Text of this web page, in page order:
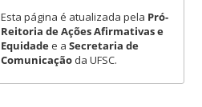
Esta página é atualizada pela Pró-
Reitoria de Ações Afirmativas e
Equidadee a Secretaria de
Comunicaçãoda UFSC.